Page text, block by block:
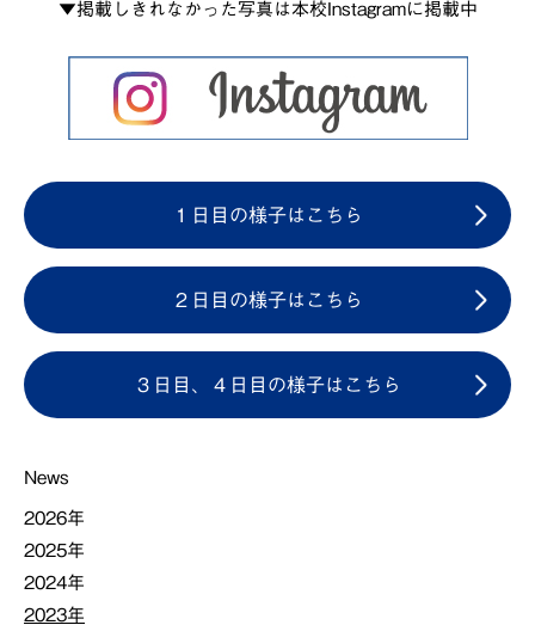
▼掲載しきれなかった写真は本校Instagramに掲載中
１日目の様子はこちら
２日目の様子はこちら
３日目、４日目の様子はこちら
News
2026年
2025年
2024年
2023年